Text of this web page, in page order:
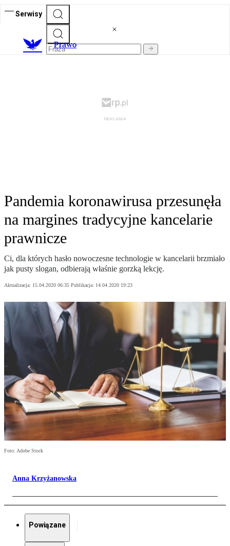
Serwisy
Prawo
Pandemia koronawirusa przesunęła
na margines tradycyjne kancelarie
prawnicze
Ci, dla których hasło nowoczesne technologie w kancelarii brzmiało
jak pusty slogan, odbierają właśnie gorzką lekcję.
Aktualizacja: 15.04.2020 06:35 Publikacja: 14.04.2020 19:23
Foto: Adobe Stock
Anna Krzyżanowska
Powiązane